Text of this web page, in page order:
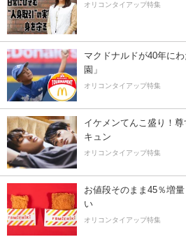
オリコンタイアップ特集
マクドナルドが40年に
園」
オリコンタイアップ特集
イケメンてんこ盛り！
キュン
オリコンタイアップ特集
お値段そのまま45％増
い
オリコンタイアップ特集